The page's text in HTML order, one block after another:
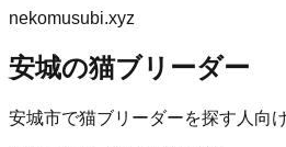
nekomusubi.xyz
安城の猫ブリーダー
安城市で猫ブリーダーを探す人向